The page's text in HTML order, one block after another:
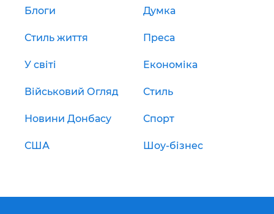
Блоги Думка
Стиль життя Преса
У світі Економіка
Військовий Огляд Стиль
Новини Донбасу Спорт
США Шоу-бізнес